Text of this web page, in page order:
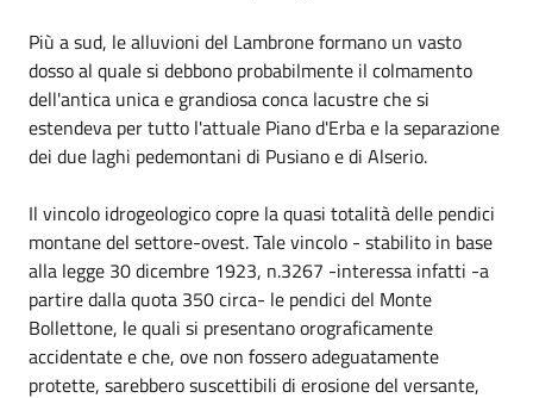
Più a sud, le alluvioni del Lambrone formano un vasto
dosso al quale si debbono probabilmente il colmamento
dell'antica unica e grandiosa conca lacustre che si
estendeva per tutto l'attuale Piano d'Erba e la separazione
dei due laghi pedemontani di Pusiano e di Alserio.
Il vincolo idrogeologico copre la quasi totalità delle pendici
montane del settore-ovest. Tale vincolo - stabilito in base
alla legge 30 dicembre 1923, n.3267 -interessa infatti -a
partire dalla quota 350 circa- le pendici del Monte
Bollettone, le quali si presentano orograficamente
accidentate e che, ove non fossero adeguatamente
protette, sarebbero suscettibili di erosione del versante,